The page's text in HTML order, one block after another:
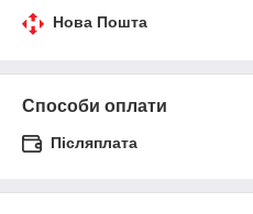
Нова Пошта
Способи оплати
Післяплата